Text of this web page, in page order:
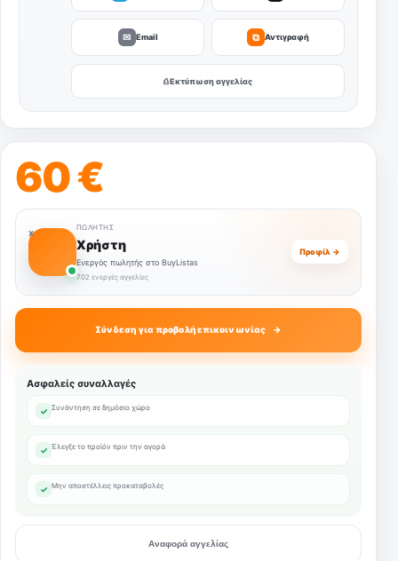
✉ Email ⧉ Αντιγραφή
⎙ Εκτύπωση αγγελίας
60 €
Χ
ΠΩΛΗΤΉΣ
Χρήστη
Ενεργός πωλητής στο BuyListas
702 ενεργές αγγελίες
Προφίλ →
Σύνδεση για προβολή επικοινωνίας
Ασφαλείς συναλλαγές
✓ Συνάντηση σε δημόσιο χώρο
✓ Έλεγξε το προϊόν πριν την αγορά
✓ Μην αποστέλλεις προκαταβολές
Αναφορά αγγελίας